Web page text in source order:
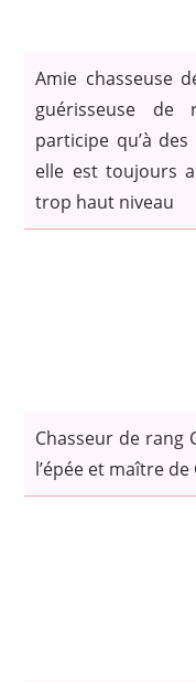
Amie chasseuse
guérisseuse de
participe qu’à
elle est toujours
trop haut niveau
Chasseur de rang
l’épée et maître de